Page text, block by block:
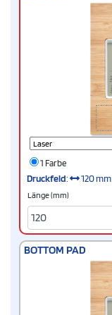
1 Farbe
Druckfeld: 120 mm
Länge (mm)
BOTTOM PAD